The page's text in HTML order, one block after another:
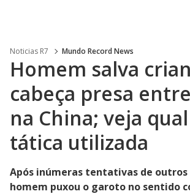
Noticias R7 Mundo Record News
Homem salva
cabeça presa
na China; veja
tática utilizada
Após inúmeras tentativas de
homem puxou o garoto no sentido